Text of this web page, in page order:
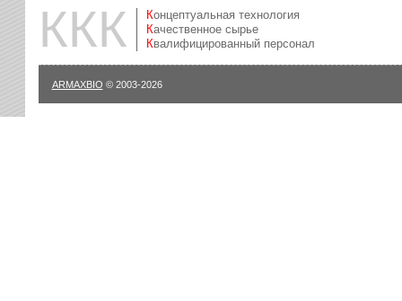
ККК
Концептуальная технология
Качественное сырье
Квалифицированный персонал
ARMAXBIO © 2003-2026